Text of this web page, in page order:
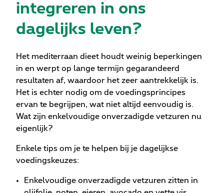
integreren in ons
dagelijks leven?
Het mediterraan dieet houdt weinig beperkingen
in en werpt op lange termijn gegarandeerd
resultaten af, waardoor het zeer aantrekkelijk is.
Het is echter nodig om de voedingsprincipes
ervan te begrijpen, wat niet altijd eenvoudig is.
Wat zijn enkelvoudige onverzadigde vetzuren nu
eigenlijk?
Enkele tips om je te helpen bij je dagelijkse
voedingskeuzes:
Enkelvoudige onverzadigde vetzuren zitten in